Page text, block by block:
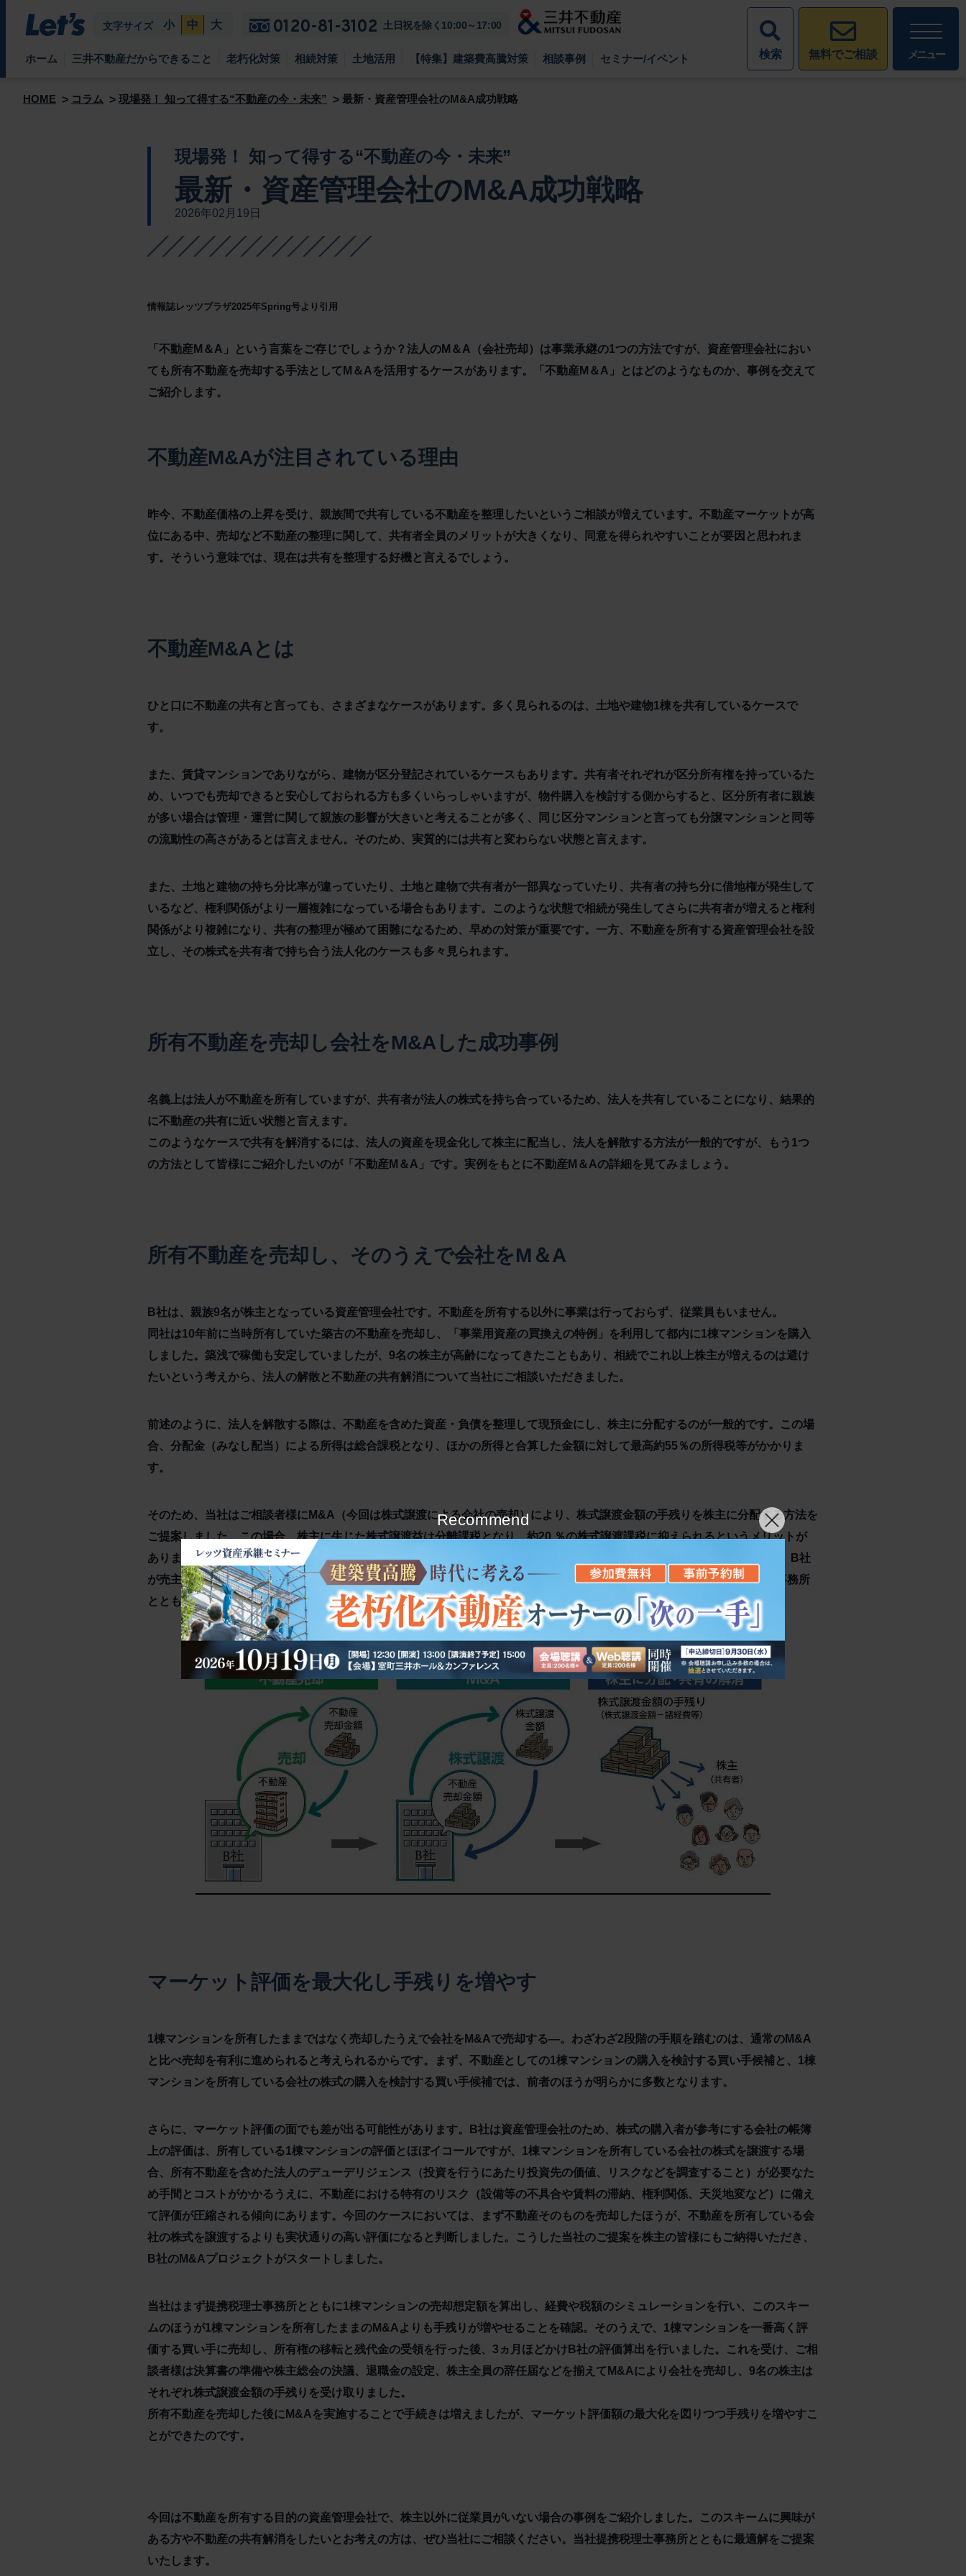
文字サイズ 小 中 大 0120-81-3102 土日祝を除く10:00～17:00
ホーム 三井不動産だからできること 老朽化対策 相続対策 土地活用 【特集】建築費高騰対策 相談事例 セミナー/イベント 検索 無料でご相談 メニュー
HOME コラム 現場発！ 知って得する“不動産の今・未来” 最新・資産管理会社のM&A成功戦略
現場発！ 知って得する“不動産の今・未来”
最新・資産管理会社のM&A成功戦略
2026年02月19日
情報誌レッツプラザ2025年Spring号より引用
「不動産M＆A」という言葉をご存じでしょうか？法人のM＆A（会社売却）は事業承継の1つの方法ですが、資産管理会社におい
ても所有不動産を売却する手法としてM＆Aを活用するケースがあります。「不動産M＆A」とはどのようなものか、事例を交えて
ご紹介します。
不動産M&Aが注目されている理由
昨今、不動産価格の上昇を受け、親族間で共有している不動産を整理したいというご相談が増えています。不動産マーケットが高
位にある中、売却など不動産の整理に関して、共有者全員のメリットが大きくなり、同意を得られやすいことが要因と思われま
す。そういう意味では、現在は共有を整理する好機と言えるでしょう。
不動産M&Aとは
ひと口に不動産の共有と言っても、さまざまなケースがあります。多く見られるのは、土地や建物1棟を共有しているケースで
す。
また、賃貸マンションでありながら、建物が区分登記されているケースもあります。共有者それぞれが区分所有権を持っているた
め、いつでも売却できると安心しておられる方も多くいらっしゃいますが、物件購入を検討する側からすると、区分所有者に親族
が多い場合は管理・運営に関して親族の影響が大きいと考えることが多く、同じ区分マンションと言っても分譲マンションと同等
の流動性の高さがあるとは言えません。そのため、実質的には共有と変わらない状態と言えます。
また、土地と建物の持ち分比率が違っていたり、土地と建物で共有者が一部異なっていたり、共有者の持ち分に借地権が発生して
いるなど、権利関係がより一層複雑になっている場合もあります。このような状態で相続が発生してさらに共有者が増えると権利
関係がより複雑になり、共有の整理が極めて困難になるため、早めの対策が重要です。一方、不動産を所有する資産管理会社を設
立し、その株式を共有者で持ち合う法人化のケースも多々見られます。
所有不動産を売却し会社をM&Aした成功事例
名義上は法人が不動産を所有していますが、共有者が法人の株式を持ち合っているため、法人を共有していることになり、結果的
に不動産の共有に近い状態と言えます。
このようなケースで共有を解消するには、法人の資産を現金化して株主に配当し、法人を解散する方法が一般的ですが、もう1つ
の方法として皆様にご紹介したいのが「不動産M＆A」です。実例をもとに不動産M＆Aの詳細を見てみましょう。
所有不動産を売却し、そのうえで会社をM＆A
B社は、親族9名が株主となっている資産管理会社です。不動産を所有する以外に事業は行っておらず、従業員もいません。
同社は10年前に当時所有していた築古の不動産を売却し、「事業用資産の買換えの特例」を利用して都内に1棟マンションを購入
しました。築浅で稼働も安定していましたが、9名の株主が高齢になってきたこともあり、相続でこれ以上株主が増えるのは避け
たいという考えから、法人の解散と不動産の共有解消について当社にご相談いただきました。
前述のように、法人を解散する際は、不動産を含めた資産・負債を整理して現預金にし、株主に分配するのが一般的です。この場
合、分配金（みなし配当）による所得は総合課税となり、ほかの所得と合算した金額に対して最高約55％の所得税等がかかりま
す。
そのため、当社はご相談者様にM&A（今回は株式譲渡による会社の売却）により、株式譲渡金額の手残りを株主に分配する方法を
ご提案しました。この場合、株主に生じた株式譲渡益は分離課税となり、約20 ％の株式譲渡課税に抑えられるというメリットが
あります。また、M&Aの具体的な進め方として、1棟マンションを所有しているB社をM&Aで売却する通常の方法ではなく、B社
が売主となって1棟マンションを売却し、その売却金額を保有しているB社をM&Aで売却するスキームを当社の提携税理士事務所
とともにご提案しました。
マーケット評価を最大化し手残りを増やす
1棟マンションを所有したままではなく売却したうえで会社をM&Aで売却する―。わざわざ2段階の手順を踏むのは、通常のM&A
と比べ売却を有利に進められると考えられるからです。まず、不動産としての1棟マンションの購入を検討する買い手候補と、1棟
マンションを所有している会社の株式の購入を検討する買い手候補では、前者のほうが明らかに多数となります。
さらに、マーケット評価の面でも差が出る可能性があります。B社は資産管理会社のため、株式の購入者が参考にする会社の帳簿
上の評価は、所有している1棟マンションの評価とほぼイコールですが、1棟マンションを所有している会社の株式を譲渡する場
合、所有不動産を含めた法人のデューデリジェンス（投資を行うにあたり投資先の価値、リスクなどを調査すること）が必要なた
め手間とコストがかかるうえに、不動産における特有のリスク（設備等の不具合や賃料の滞納、権利関係、天災地変など）に備え
て評価が圧縮される傾向にあります。今回のケースにおいては、まず不動産そのものを売却したほうが、不動産を所有している会
社の株式を譲渡するよりも実状通りの高い評価になると判断しました。こうした当社のご提案を株主の皆様にもご納得いただき、
B社のM&Aプロジェクトがスタートしました。
当社はまず提携税理士事務所とともに1棟マンションの売却想定額を算出し、経費や税額のシミュレーションを行い、このスキー
ムのほうが1棟マンションを所有したままのM&Aよりも手残りが増やせることを確認。そのうえで、1棟マンションを一番高く評
価する買い手に売却し、所有権の移転と残代金の受領を行った後、3ヵ月ほどかけB社の評価算出を行いました。これを受け、ご相
談者様は決算書の準備や株主総会の決議、退職金の設定、株主全員の辞任届などを揃えてM&Aにより会社を売却し、9名の株主は
それぞれ株式譲渡金額の手残りを受け取りました。
所有不動産を売却した後にM&Aを実施することで手続きは増えましたが、マーケット評価額の最大化を図りつつ手残りを増やすこ
とができたのです。
今回は不動産を所有する目的の資産管理会社で、株主以外に従業員がいない場合の事例をご紹介しました。このスキームに興味が
ある方や不動産の共有解消をしたいとお考えの方は、ぜひ当社にご相談ください。当社提携税理士事務所とともに最適解をご提案
いたします。
Recommend